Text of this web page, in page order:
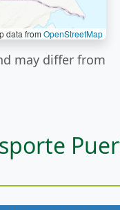
data from OpenStreetMap
may differ from